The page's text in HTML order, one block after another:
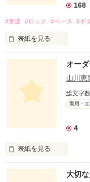
168
#音楽 #ロック #ベース #ギ
表紙を見る
どういうふうに生きる
自分が楽しいこと、好
この物語は自分の体験
オーダ
山川恵
総文字
実用・
4
表紙を見る
「オーダー承ります！」
お昼のTV番組『あり
大切